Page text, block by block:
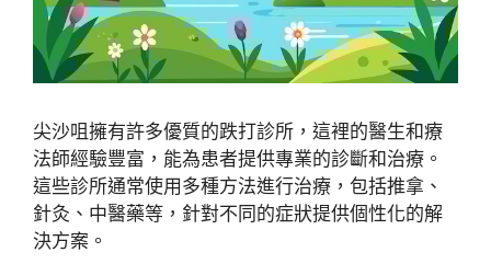
尖沙咀擁有許多優質的跌打診所，這裡的醫生和療
法師經驗豐富，能為患者提供專業的診斷和治療。
這些診所通常使用多種方法進行治療，包括推拿、
針灸、中醫藥等，針對不同的症狀提供個性化的解
決方案。